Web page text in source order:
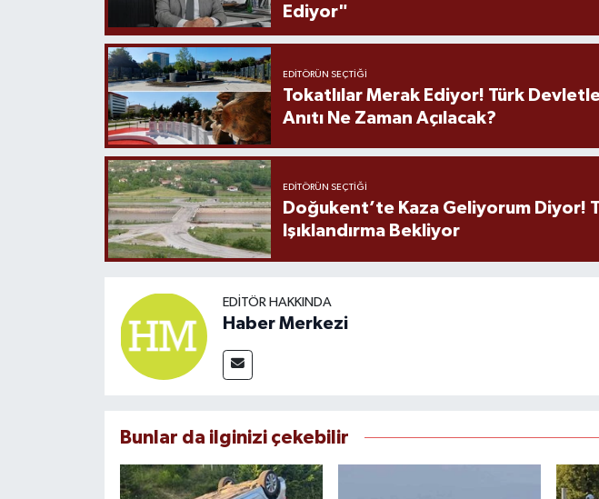
Ediyor"
EDITÖRÜN SEÇTIĞI
Tokatlılar Merak Ediyor! Türk
Anıtı Ne Zaman Açılacak?
EDITÖRÜN SEÇTIĞI
Doğukent’te Kaza Geliyorum Diyor!
Işıklandırma Bekliyor
EDITÖR HAKKINDA
Haber Merkezi
Bunlar da ilginizi çekebilir